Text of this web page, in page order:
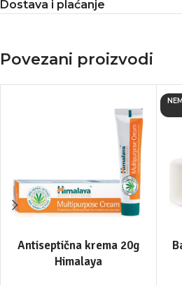
Dostava i plaćanje
Povezani proizvodi
Antiseptična krema 20g
Himalaya